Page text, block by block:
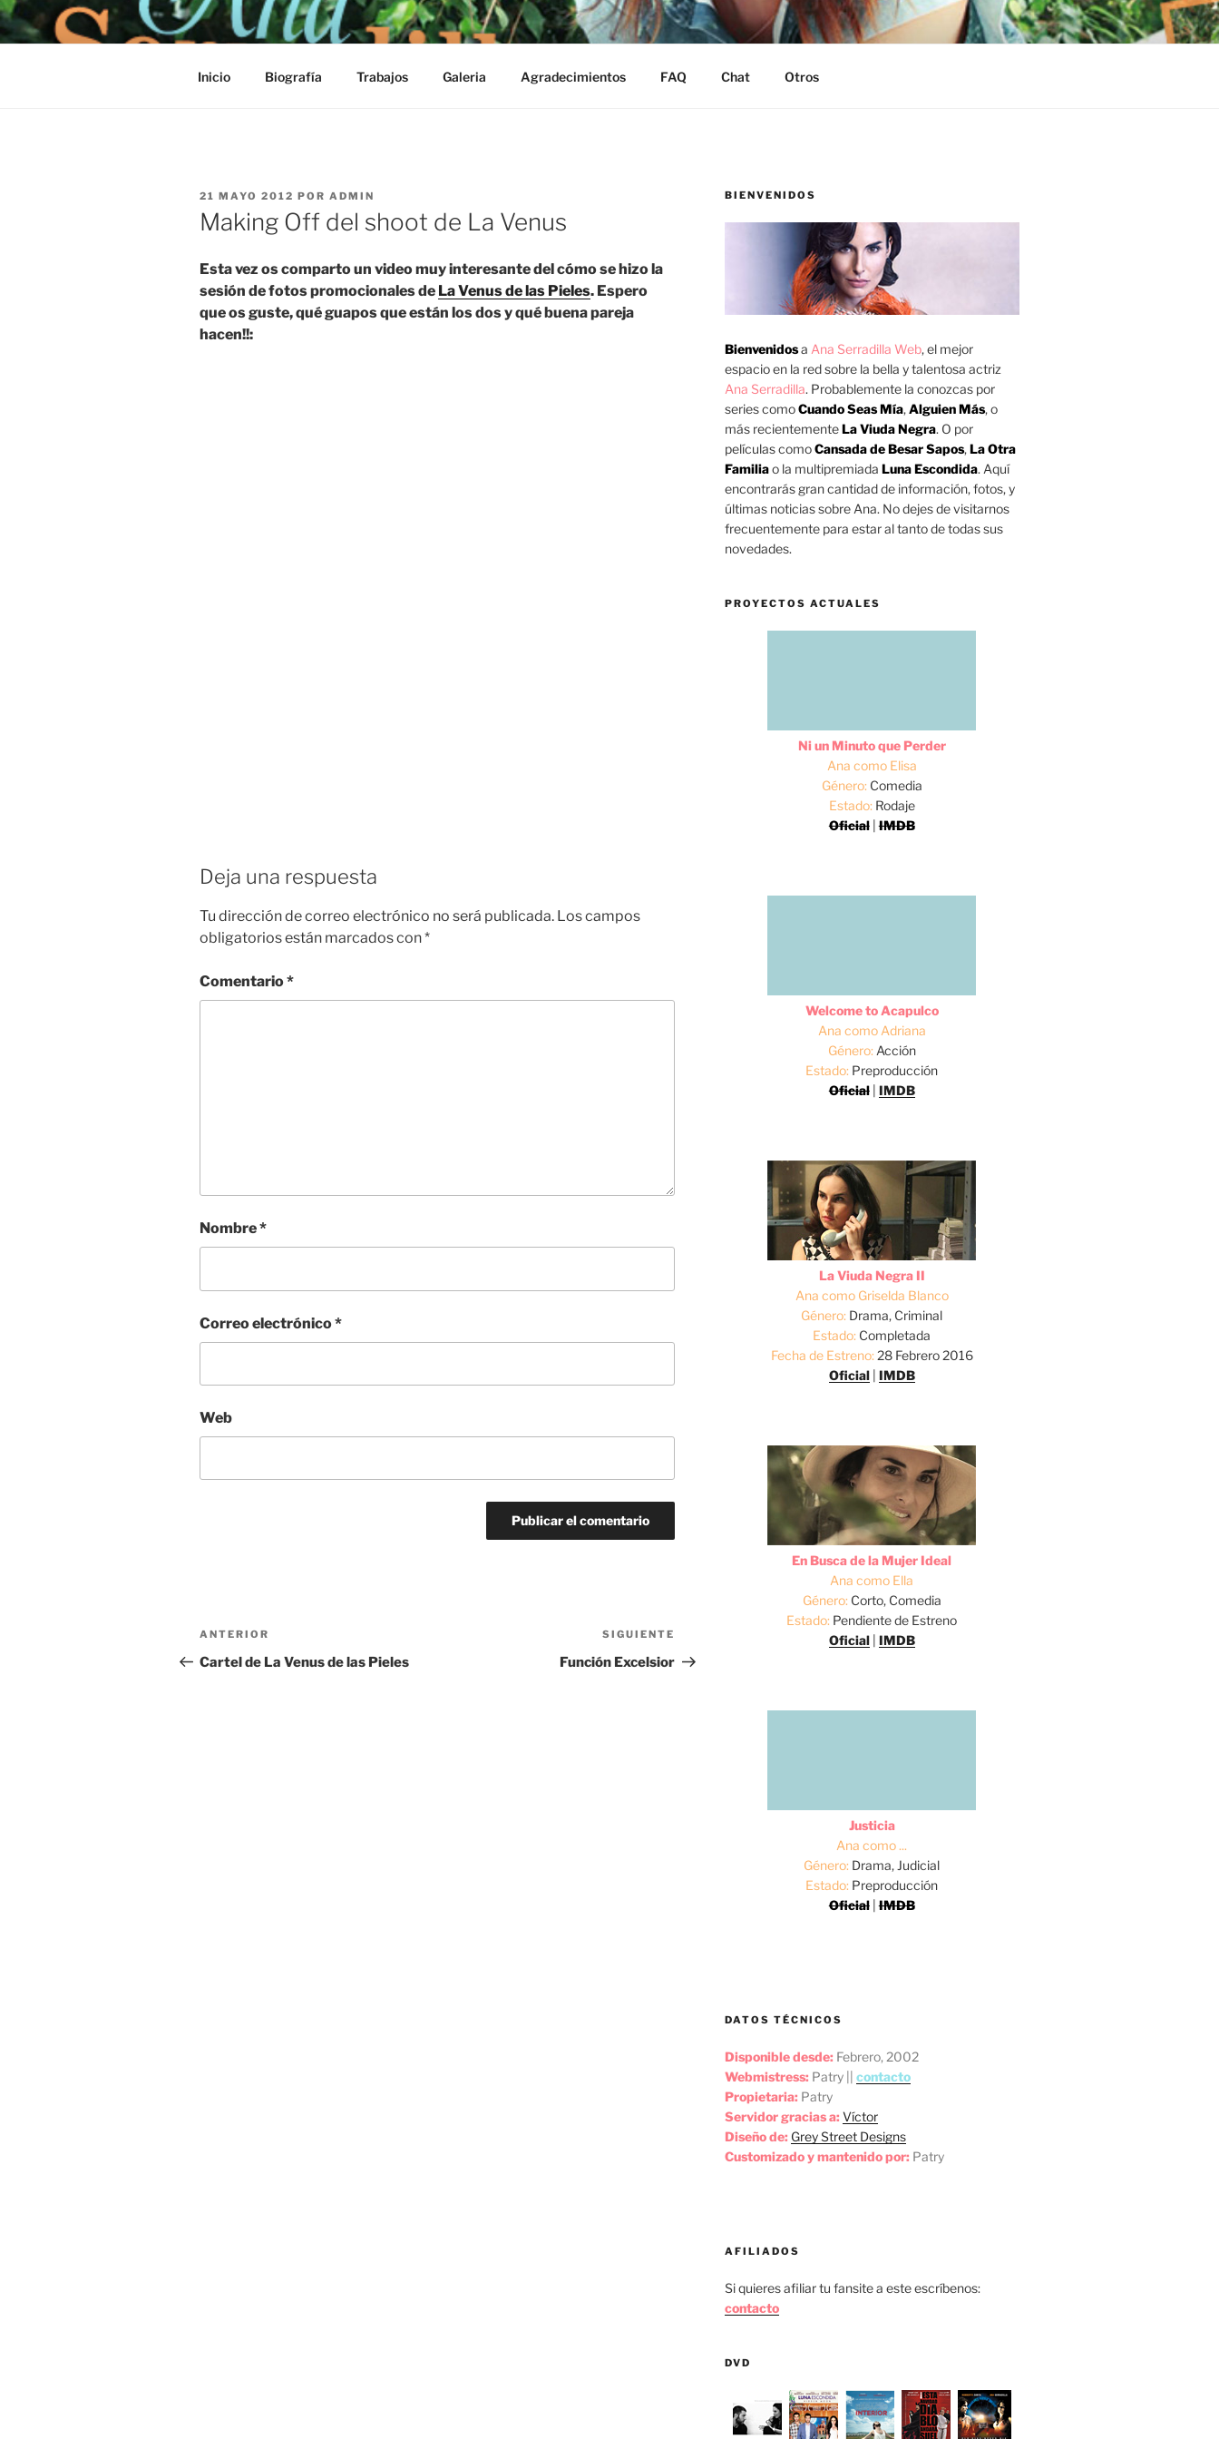
Saltar
al
Inicio Biografía Trabajos Galeria Agradecimientos FAQ Chat Otros
PUBLICADO
EL
21 MAYO 2012 POR ADMIN
Making Off del shoot de La Venus
Esta vez os comparto un video muy interesante del cómo se hizo la
sesión de fotos promocionales de La Venus de las Pieles. Espero
que os guste, qué guapos que están los dos y qué buena pareja
hacen!!:
Deja una respuesta
Tu dirección de correo electrónico no será publicada. Los campos
obligatorios están marcados con*
Comentario*
Nombre*
Correo electrónico*
Web
Navegación
de
Entrada
anterior:
ANTERIOR
Cartel de La Venus de las Pieles
entrada
SIGUIENTE
Función Excelsior
BIENVENIDOS
Bienvenidosa Ana Serradilla Web, el mejor
espacio en la red sobre la bella y talentosa actriz
Ana Serradilla. Probablemente la conozcas por
series comoCuando Seas Mía,Alguien Más, o
más recientementeLa Viuda Negra. O por
películas comoCansada de Besar Sapos,La Otra
Familiao la multipremiada Luna Escondida. Aquí
encontrarás gran cantidad de información, fotos, y
últimas noticias sobre Ana. No dejes de visitarnos
frecuentemente para estar al tanto de todas sus
novedades.
PROYECTOS ACTUALES
Ni un Minuto que Perder
Ana como Elisa
Género:Comedia
Estado:Rodaje
Oficial|IMDB
Welcome to Acapulco
Ana como Adriana
Género:Acción
Estado: Preproducción
Oficial| IMDB
La Viuda Negra II
Ana como Griselda Blanco
Género: Drama, Criminal
Estado: Completada
Fecha de Estreno:28 Febrero 2016
Oficial| IMDB
En Busca de la Mujer Ideal
Ana como Ella
Género:Corto, Comedia
Estado: Pendiente de Estreno
Oficial| IMDB
Justicia
Ana como ...
Género: Drama, Judicial
Estado: Preproducción
Oficial|IMDB
DATOS TÉCNICOS
Disponible desde: Febrero, 2002
Webmistress: Patry || contacto
Propietaria: Patry
Servidor gracias a: Víctor
Diseño de: Grey Street Designs
Customizado y mantenido por: Patry
AFILIADOS
Si quieres afiliar tu fansite a este escríbenos:
contacto
DVD